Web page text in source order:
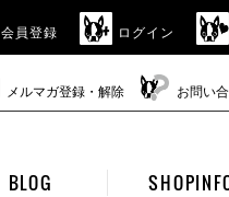
会員登録 ログイン
メルマガ登録・解除 お問い
BLOG